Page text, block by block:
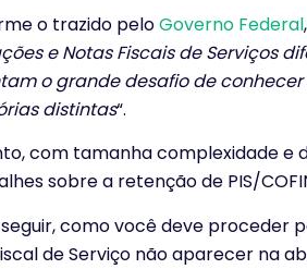
o trazido peloGoverno Federal
e Notas Fiscais de Serviços
o grande desafio de
distintas“.
com tamanha complexidade e
sobre a retenção de PIS/
como você deve proceder
de Serviço não aparecer na